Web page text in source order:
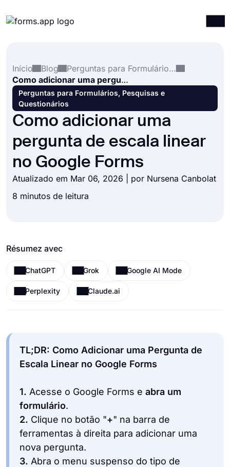
Integrações
Modelos
Recursos
Preços
Início
Blog
Perguntas para Formulários, Pesquisas e Questionários
Como adicionar uma pergunta de escala linear no Google Forms
Perguntas para Formulários, Pesquisas e
Questionários
Como adicionar uma
pergunta de escala linear
no Google Forms
Atualizado em Mar 06, 2026 | por Nursena Canbolat
8 minutos de leitura
Résumez avec
ChatGPT Grok Google AI Mode
Perplexity Claude.ai
TL;DR: Como Adicionar uma Pergunta de
Escala Linear no Google Forms
1. Acesse o Google Forms e abra um
formulário.
2. Clique no botão "+" na barra de
ferramentas à direita para adicionar uma
nova pergunta.
3. Abra o menu suspenso do tipo de